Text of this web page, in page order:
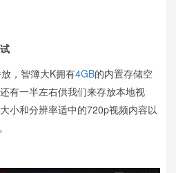
，智簿大K拥有4GB的内置存储空
有一半左右供我们来存放本地视
小和分辨率适中的720p视频内容以